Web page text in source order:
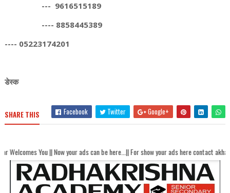
--- 9616515189
---- 8858445389
---- 05223174201
डेस्क
SHARE THIS Facebook Twitter Google+
your ads can be here...|| For show your ads here contact